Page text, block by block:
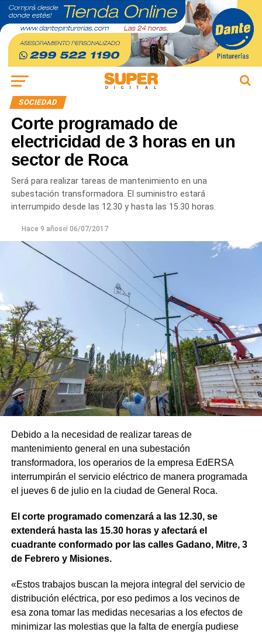
SOCIEDAD
Corte programado de
electricidad de 3 horas en un
sector de Roca
Será para realizar tareas de mantenimiento en una
subestación transformadora. El suministro estará
interrumpido desde las 12.30 y hasta las 15.30 horas.
Hace 9 añosel 06/07/2017
Debido a la necesidad de realizar tareas de
mantenimiento general en una subestación
transformadora, los operarios de la empresa EdERSA
interrumpirán el servicio eléctrico de manera programada
el jueves 6 de julio en la ciudad de General Roca.
El corte programado comenzará a las 12.30, se
extenderá hasta las 15.30 horas y afectará el
cuadrante conformado por las calles Gadano, Mitre, 3
de Febrero y Misiones.
«Estos trabajos buscan la mejora integral del servicio de
distribución eléctrica, por eso pedimos a los vecinos de
esa zona tomar las medidas necesarias a los efectos de
minimizar las molestias que la falta de energía pudiese